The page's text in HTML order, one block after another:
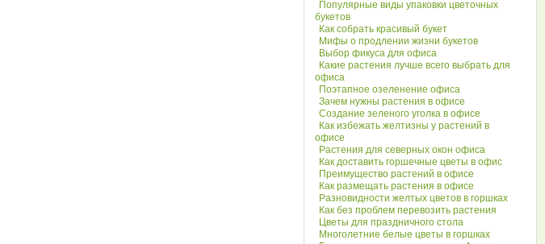
Популярные виды упаковки цветочных
букетов
Как собрать красивый букет
Мифы о продлении жизни букетов
Выбор фикуса для офиса
Какие растения лучше всего выбрать для
офиса
Поэтапное озеленение офиса
Зачем нужны растения в офисе
Создание зеленого уголка в офисе
Как избежать желтизны у растений в
офисе
Растения для северных окон офиса
Как доставить горшечные цветы в офис
Преимущество растений в офисе
Как размещать растения в офисе
Разновидности желтых цветов в горшках
Как без проблем перевозить растения
Цветы для праздничного стола
Многолетние белые цветы в горшках